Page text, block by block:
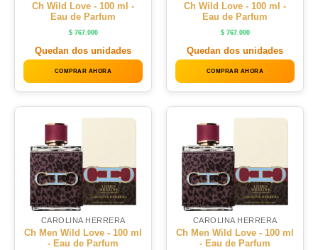
Ch Wild Love - 100 ml -
Eau de Parfum
$767.000
Quedan dos unidades
COMPRAR AHORA
Ch Wild Love - 100 ml -
Eau de Parfum
$767.000
Quedan dos unidades
COMPRAR AHORA
CAROLINA HERRERA
Ch Men Wild Love - 100 ml
- Eau de Parfum
CAROLINA HERRERA
Ch Men Wild Love - 100 ml
- Eau de Parfum